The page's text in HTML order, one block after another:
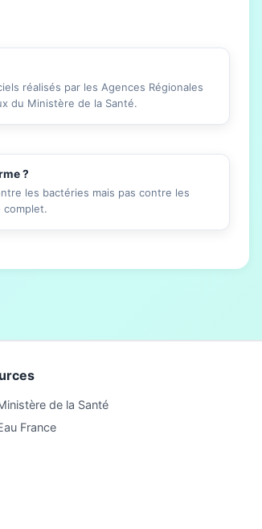
réalisés par les Agences Régionales
du Ministère de la Santé.
?
les bactéries mais pas contre les
complet.
de la Santé
France